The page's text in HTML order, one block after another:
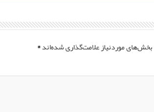
بخش‌های موردنیاز علامت‌گذاری شده‌اند*